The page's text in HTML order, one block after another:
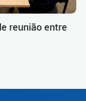
reunião entre